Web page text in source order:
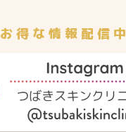
お得な情報配信中